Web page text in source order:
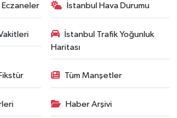
İstanbul Hava Durumu
İstanbul Trafik Yoğunluk
Haritası
Tüm Manşetler
Haber Arşivi